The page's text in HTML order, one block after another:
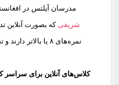
مدرسان آیلتس در
شریفی که بصورت آنلاین
نمره‌های ۸ یا
کلاس‌های آنلاین برای سراسر